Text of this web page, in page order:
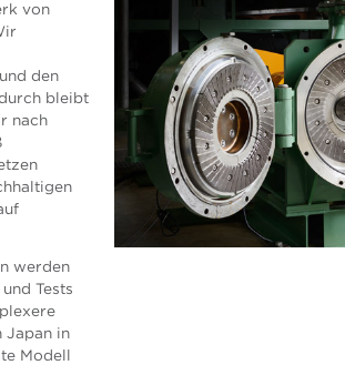
von
den
bleibt
nach
werden
Tests
Japan in
Modell